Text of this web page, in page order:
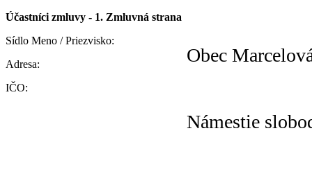
Účastníci zmluvy - 1. Zmluvná strana
Sídlo Meno / Priezvisko:
Adresa:
IČO:
Obec
Námestie